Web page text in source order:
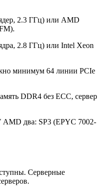
2.3 ГГц) или AMD
2.8 ГГц) или Intel Xeon
минимум 64 линии PCIe
DDR4 без ECC, сервер
AMD два: SP3 (EPYC 7002-
Серверные